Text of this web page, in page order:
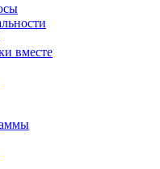
вместе